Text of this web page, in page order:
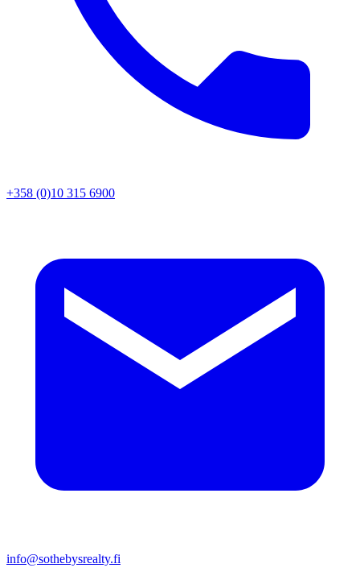
+358 (0)10 315 6900
info@sothebysrealty.fi